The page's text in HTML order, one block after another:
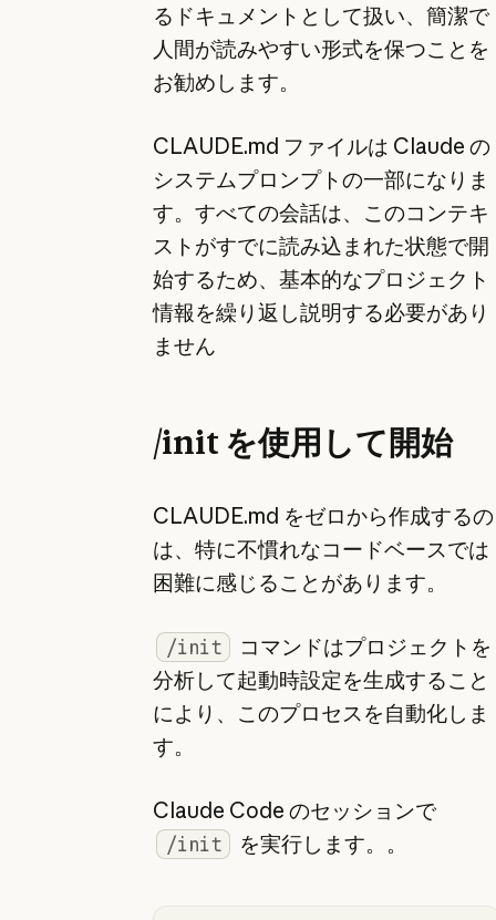
るドキュメントとして扱い、簡潔で
人間が読みやすい形式を保つことを
お勧めします。
CLAUDE.md ファイルは Claude の
システムプロンプトの一部になりま
す。すべての会話は、このコンテキ
ストがすでに読み込まれた状態で開
始するため、基本的なプロジェクト
情報を繰り返し説明する必要があり
ません
/init を使用して開始
CLAUDE.md をゼロから作成するの
は、特に不慣れなコードベースでは
困難に感じることがあります。
/init
コマンドはプロジェクトを
分析して起動時設定を生成すること
により、このプロセスを自動化しま
す。
Claude Code のセッションで
/init を実行します。。